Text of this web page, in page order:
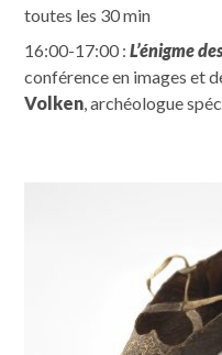
toutes les 30 min
16:00-17:00 :L’énigme
conférence en images et
Volken, archéologue